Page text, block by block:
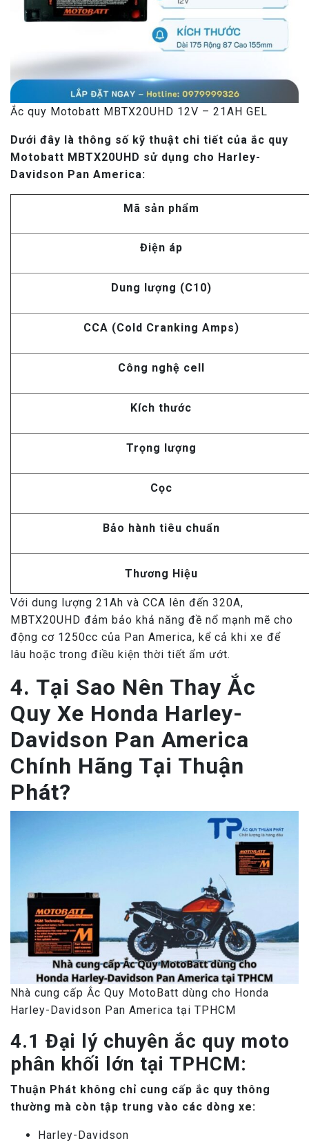
Ắc quy Motobatt MBTX20UHD 12V – 21AH GEL
Dưới đây là thông số kỹ thuật chi tiết của ắc quy
Motobatt MBTX20UHD sử dụng cho Harley-
Davidson Pan America:
Mã sản phẩm
Điện áp
Dung lượng (C10)
CCA (Cold Cranking Amps)
Công nghệ cell
Kích thước
Trọng lượng
Cọc
Bảo hành tiêu chuẩn
Thương Hiệu
Với dung lượng 21Ah và CCA lên đến 320A,
MBTX20UHD đảm bảo khả năng đề nổ mạnh mẽ cho
động cơ 1250cc của Pan America, kể cả khi xe để
lâu hoặc trong điều kiện thời tiết ẩm ướt.
4. Tại Sao Nên Thay Ắc
Quy Xe Honda Harley-
Davidson Pan America
Chính Hãng Tại Thuận
Phát?
Nhà cung cấp Ắc Quy MotoBatt dùng cho Honda
Harley-Davidson Pan America tại TPHCM
4.1 Đại lý chuyên ắc quy moto
phân khối lớn tại TPHCM:
Thuận Phát không chỉ cung cấp ắc quy thông
thường mà còn tập trung vào các dòng xe:
Harley-Davidson